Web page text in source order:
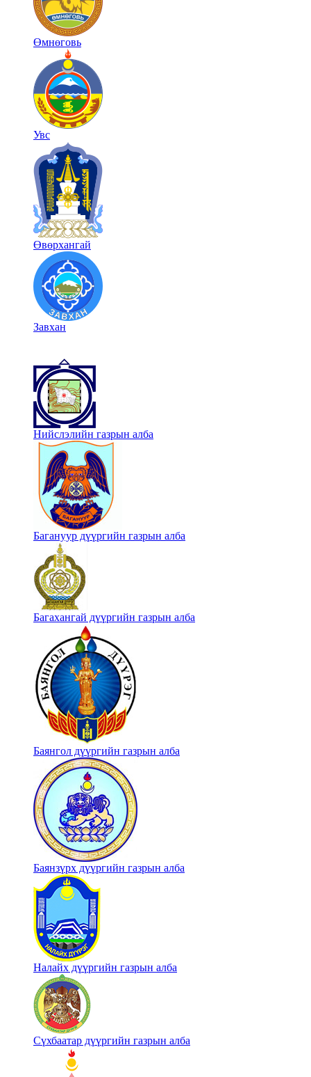
Өмнөговь
Увс
Өвөрхангай
Завхан
Нийслэлийн газрын алба
Багануур дүүргийн газрын алба
Багахангай дүүргийн газрын алба
Баянгол дүүргийн газрын алба
Баянзүрх дүүргийн газрын алба
Налайх дүүргийн газрын алба
Сүхбаатар дүүргийн газрын алба